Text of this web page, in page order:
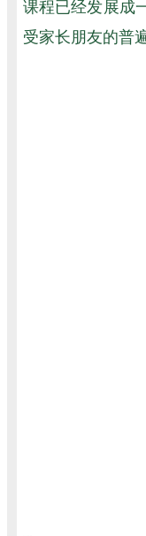
课程已经发展成
受家长朋友的普